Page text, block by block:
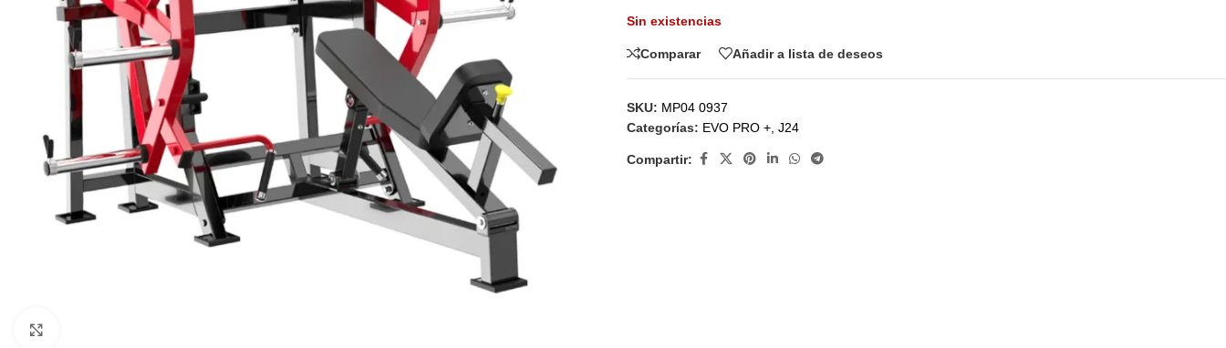
Sin existencias
Comparar Añadir a lista de deseos
SKU: MP04 0937
Categorías: EVO PRO + J24
Compartir: